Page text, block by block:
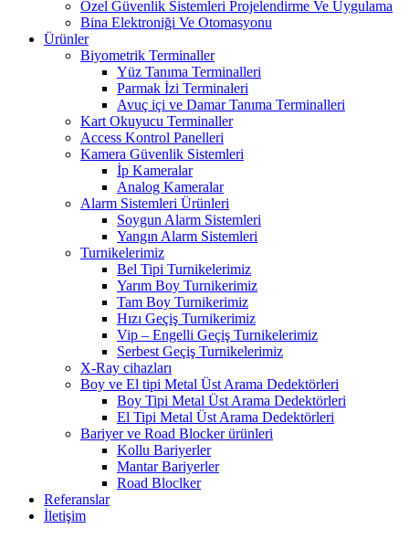
Özel Güvenlik Sistemleri Projelendirme Ve Uygulama
Bina Elektroniği Ve Otomasyonu
Ürünler
Biyometrik Terminaller
Yüz Tanıma Terminalleri
Parmak İzi Terminaleri
Avuç içi ve Damar Tanıma Terminalleri
Kart Okuyucu Terminaller
Access Kontrol Panelleri
Kamera Güvenlik Sistemleri
İp Kameralar
Analog Kameralar
Alarm Sistemleri Ürünleri
Soygun Alarm Sistemleri
Yangın Alarm Sistemleri
Turnikelerimiz
Bel Tipi Turnikelerimiz
Yarım Boy Turnikerimiz
Tam Boy Turnikerimiz
Hızı Geçiş Turnikerimiz
Vip – Engelli Geçiş Turnikelerimiz
Serbest Geçiş Turnikelerimiz
X-Ray cihazları
Boy ve El tipi Metal Üst Arama Dedektörleri
Boy Tipi Metal Üst Arama Dedektörleri
El Tipi Metal Üst Arama Dedektörleri
Bariyer ve Road Blocker ürünleri
Kollu Bariyerler
Mantar Bariyerler
Road Bloclker
Referanslar
İletişim